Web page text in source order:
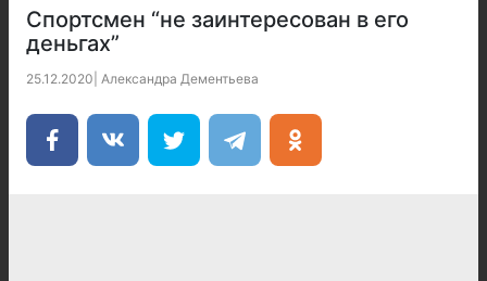
Спортсмен “не заинтересован в его
деньгах”
25.12.2020 Александра Дементьева